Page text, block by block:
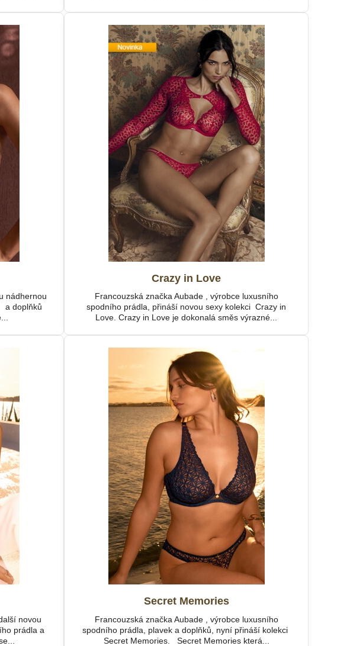
nádhernou
a doplňků
Crazy in Love
Francouzská značka Aubade , výrobce luxusního
spodního prádla, přináší novou sexy kolekci Crazy in
Love. Crazy in Love je dokonalá směs výrazné...
novou
prádla a
Secret Memories
Francouzská značka Aubade , výrobce luxusního
spodního prádla, plavek a doplňků, nyní přináší kolekci
Secret Memories. Secret Memories která...